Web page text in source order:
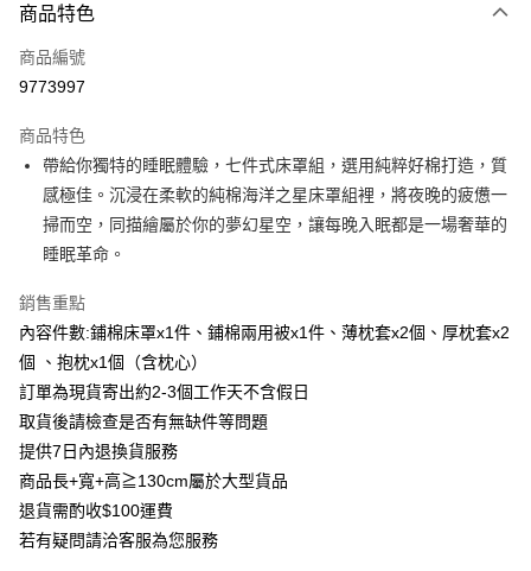
信用卡一次付款
信用卡分期付款
合作金庫商業銀行
華南商業銀行
彰化商業銀行
上海商業儲蓄銀行
台北富邦商業銀行
國泰世華商業銀行
兆豐國際商業銀行
臺灣中小企業銀行
聯邦商業銀行
元大商業銀行
永豐商業銀行
台新國際商業銀行
台灣樂天信用卡公司
6 期 0 利率 每期
華南商業銀行
彰化商業銀行
上海商業儲蓄銀行
台北富邦商業銀行
國泰世華商業銀行
匯豐（台灣）商業銀行
聯邦商業銀行
遠東國際商業銀行
元大商業銀行
玉山商業銀行
星展（台灣）商業銀行
台灣樂天信用卡公司
LINE Pay
Apple Pay
悠遊付
Google Pay
AFTEE先享後付
相關說明
【關於「AFTEE先享後付」】
AFTEE先享後付是「在收到商品之後才付款」的支付方式。 讓您購物簡單
便利好安心！
商品特色
商品編號
9773997
商品特色
帶給你獨特的睡眠體驗，七件式床罩組，選用純粹好棉打造，質
感極佳。沉浸在柔軟的純棉海洋之星床罩組裡，將夜晚的疲憊一
掃而空，同描繪屬於你的夢幻星空，讓每晚入眠都是一場奢華的
睡眠革命。
銷售重點
內容件數:鋪棉床罩x1件、鋪棉兩用被x1件、薄枕套x2個、厚枕套x2
個 、抱枕x1個（含枕心）
訂單為現貨寄出約2-3個工作天不含假日
取貨後請檢查是否有無缺件等問題
提供7日內退換貨服務
商品長+寬+高≧130cm屬於大型貨品
退貨需酌收$100運費
若有疑問請洽客服為您服務